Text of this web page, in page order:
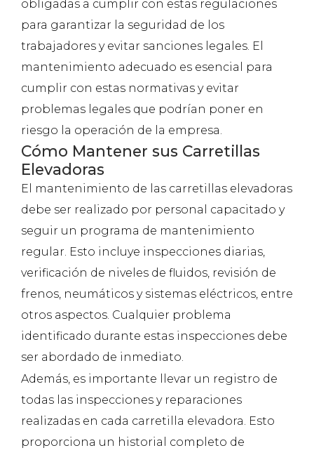
obligadas a cumplir con estas regulaciones
para garantizar la seguridad de los
trabajadores y evitar sanciones legales. El
mantenimiento adecuado es esencial para
cumplir con estas normativas y evitar
problemas legales que podrían poner en
riesgo la operación de la empresa.
Cómo Mantener sus Carretillas
Elevadoras
El mantenimiento de las carretillas elevadoras
debe ser realizado por personal capacitado y
seguir un programa de mantenimiento
regular. Esto incluye inspecciones diarias,
verificación de niveles de fluidos, revisión de
frenos, neumáticos y sistemas eléctricos, entre
otros aspectos. Cualquier problema
identificado durante estas inspecciones debe
ser abordado de inmediato.
Además, es importante llevar un registro de
todas las inspecciones y reparaciones
realizadas en cada carretilla elevadora. Esto
proporciona un historial completo de